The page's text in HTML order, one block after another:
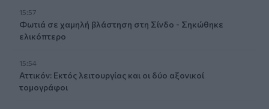
15:57
Φωτιά σε χαμηλή βλάστηση στη Σίνδο - Σηκώθηκε
ελικόπτερο
15:54
Αττικόν: Εκτός λειτουργίας και οι δύο αξονικοί
τομογράφοι